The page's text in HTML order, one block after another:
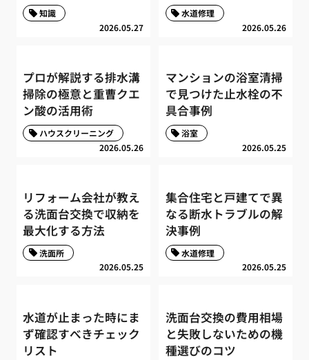
2026.05.27
知識
2026.05.26
水道修理
プロが解説する排水溝
掃除の極意と重曹クエ
ン酸の活用術
2026.05.26
ハウスクリーニング
マンションの浴室清掃
で見つけた止水栓の不
具合事例
2026.05.25
浴室
リフォーム会社が教え
る洗面台交換で収納を
最大化する方法
2026.05.25
洗面所
集合住宅と戸建てで異
なる断水トラブルの解
決事例
2026.05.25
水道修理
水道が止まった時にま
ず確認すべきチェック
リスト
洗面台交換の費用相場
と失敗しないための機
種選びのコツ